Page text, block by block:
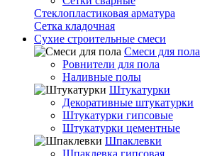
Стеклопластиковая арматура
Сетка кладочная
Сухие строительные смеси
Смеси для пола
Ровнители для пола
Наливные полы
Штукатурки
Декоративные штукатурки
Штукатурки гипсовые
Штукатурки цементные
Шпаклевки
Шпаклевка гипсовая